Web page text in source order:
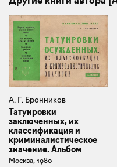
А. Г. Бронников
Татуировки
заключенных, их
классификация и
криминалистическое
значение. Альбом
Москва, 1980